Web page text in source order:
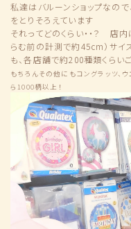
私達はバルーンショップなの
をとりそろえています
それってどのくらい・・？ 店
らむ前の計測で約45cm）サイ
も、各店舗で約200種類くらい
もちろんその他にもコングラッツ、
ら1000柄以上！